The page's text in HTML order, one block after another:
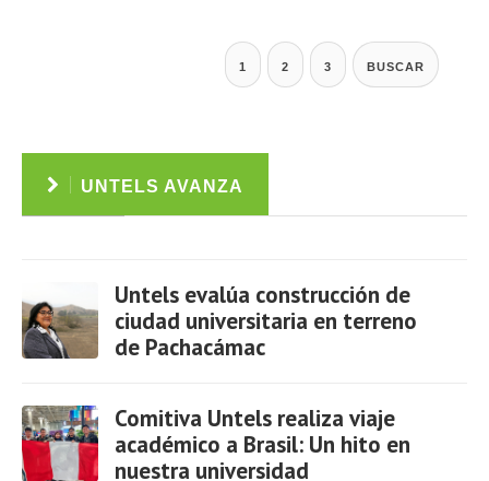
1 2 3 BUSCAR
UNTELS AVANZA
Untels evalúa construcción de
ciudad universitaria en terreno
de Pachacámac
Comitiva Untels realiza viaje
académico a Brasil: Un hito en
nuestra universidad